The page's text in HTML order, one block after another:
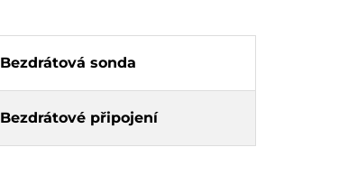
Bezdrátová sonda
Bezdrátové připojení